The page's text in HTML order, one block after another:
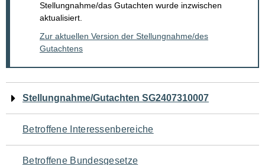
Stellungnahme/das Gutachten wurde inzwischen
aktualisiert.
Zur aktuellen Version der Stellungnahme/des
Gutachtens
Navigation
für
den
Stellungnahme/Gutachten SG2407310007
Betroffene Interessenbereiche
Betroffene Bundesgesetze